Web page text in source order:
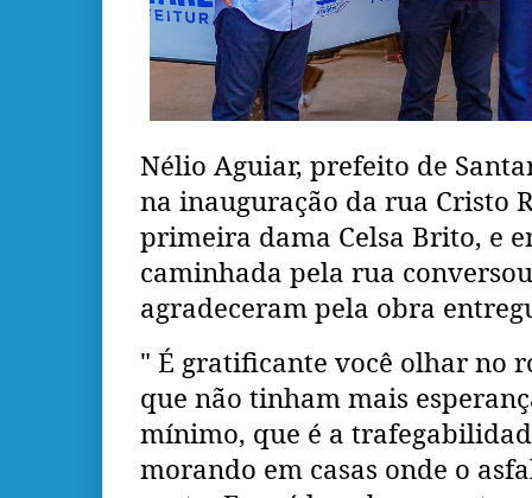
Nélio Aguiar, prefeito de
na inauguração da rua Cristo
primeira dama Celsa Brito, e
caminhada pela rua
agradeceram pela obra
" É gratificante você olhar no
que não tinham mais
mínimo, que é a
morando em casas onde o